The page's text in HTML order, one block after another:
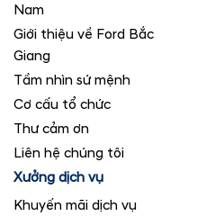
Nam
Giới thiệu về Ford Bắc
Giang
Tầm nhìn sứ mệnh
Cơ cấu tổ chức
Thư cảm ơn
Liên hệ chúng tôi
Xưởng dịch vụ
Khuyến mãi dịch vụ